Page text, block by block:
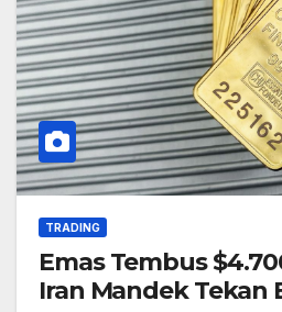
TRADING
Emas Tembus
Iran Mandek Tekan